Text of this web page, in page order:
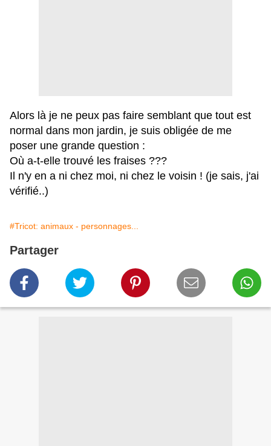
Alors là je ne peux pas faire semblant que tout est
normal dans mon jardin, je suis obligée de me
poser une grande question :
Où a-t-elle trouvé les fraises ???
Il n'y en a ni chez moi, ni chez le voisin ! (je sais, j'ai
vérifié..)
#Tricot: animaux - personnages...
Partager